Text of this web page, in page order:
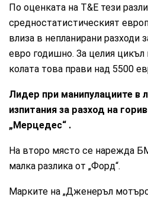
По оценката на T&E тези
средностатистическият
влиза в непланирани разходи
евро годишно. За целия цикъл
колата това прави над 5500
Лидер при манипулациите в
изпитания за разход на
„Мерцедес“ .
На второ място се нарежда
малка разлика от „Форд“.
Марките на „Дженеръл